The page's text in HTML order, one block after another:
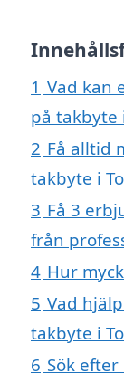
1 Vad kan
på takbyte
2 Få alltid
takbyte i
3 Få 3
från
4 Hur
5 Vad
takbyte i
6 Sök